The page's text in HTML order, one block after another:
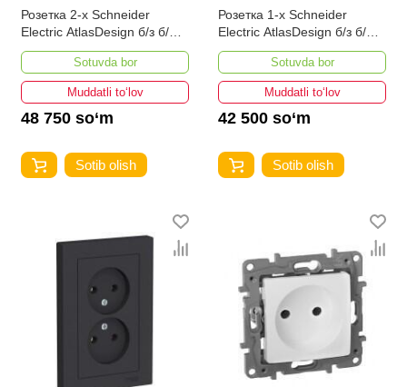
Розетка 2-х Schneider
Electric AtlasDesign б/з б/ш
жемчуг
Sotuvda bor
Muddatli to‘lov
48 750 so‘m
Sotib olish
Розетка 1-х Schneider
Electric AtlasDesign б/з б/ш
карбон
Sotuvda bor
Muddatli to‘lov
42 500 so‘m
Sotib olish